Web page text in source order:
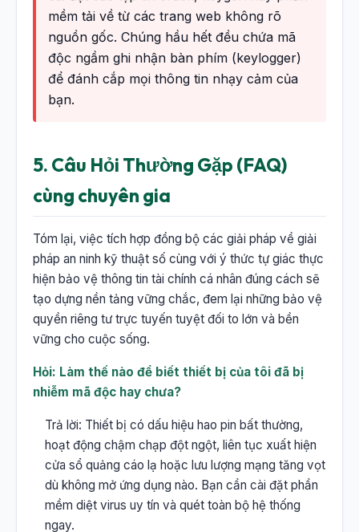
mềm tải về từ các trang web không rõ
nguồn gốc. Chúng hầu hết đều chứa mã
độc ngầm ghi nhận bàn phím (keylogger)
để đánh cắp mọi thông tin nhạy cảm của
bạn.
5. Câu Hỏi Thường Gặp (FAQ)
cùng chuyên gia
Tóm lại, việc tích hợp đồng bộ các giải pháp về giải
pháp an ninh kỹ thuật số cùng với ý thức tự giác thực
hiện bảo vệ thông tin tài chính cá nhân đúng cách sẽ
tạo dựng nền tảng vững chắc, đem lại những bảo vệ
quyền riêng tư trực tuyến tuyệt đối to lớn và bền
vững cho cuộc sống.
Hỏi: Làm thế nào để biết thiết bị của tôi đã bị
nhiễm mã độc hay chưa?
Trả lời: Thiết bị có dấu hiệu hao pin bất thường,
hoạt động chậm chạp đột ngột, liên tục xuất hiện
cửa sổ quảng cáo lạ hoặc lưu lượng mạng tăng vọt
dù không mở ứng dụng nào. Bạn cần cài đặt phần
mềm diệt virus uy tín và quét toàn bộ hệ thống
ngay.